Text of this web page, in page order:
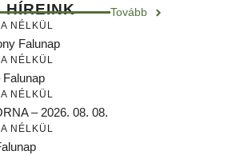
HÍREINK Tovább
NÉLKÜL
Falunap
NÉLKÜL
Falunap
NÉLKÜL
– 2026. 08. 08.
NÉLKÜL